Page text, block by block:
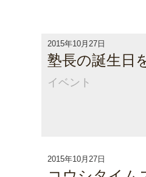
2015年10月27日
塾長の誕生日
イベント
2015年10月27日